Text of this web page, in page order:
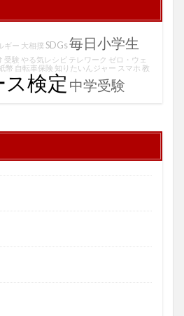
ギー 大相撲 SDGs毎日小学生
受験 やる気レシピ テレワーク ゼロ・ウェ
幣 自転車保険 知りたいんジャー スマホ 教
検定 中学受験